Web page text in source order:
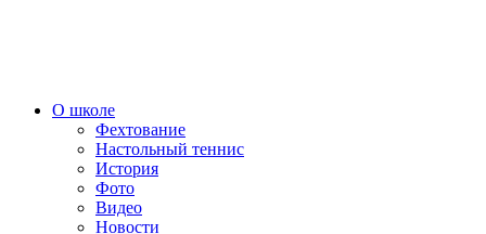
О школе
Фехтование
Настольный теннис
История
Фото
Видео
Новости